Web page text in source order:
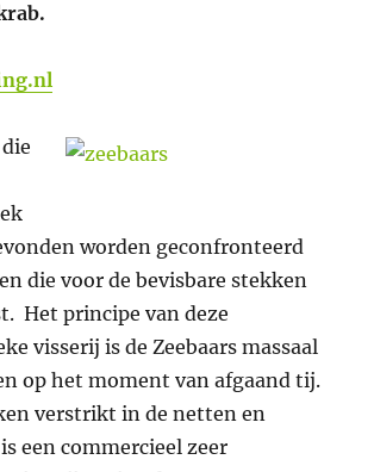
worden geconfronteerd
die voor de bevisbare stekken
Het principe van deze
visserij is de Zeebaars massaal
op het moment van afgaand tij.
verstrikt in de netten en
een commercieel zeer